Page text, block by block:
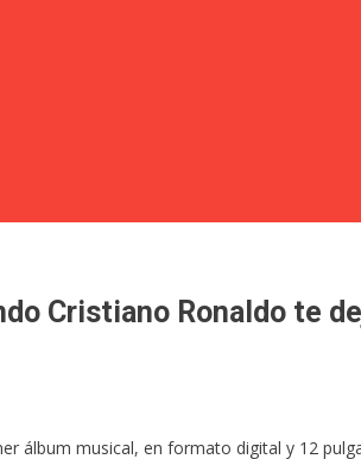
Cristiano Ronaldo te
álbum musical, en formato digital y 12